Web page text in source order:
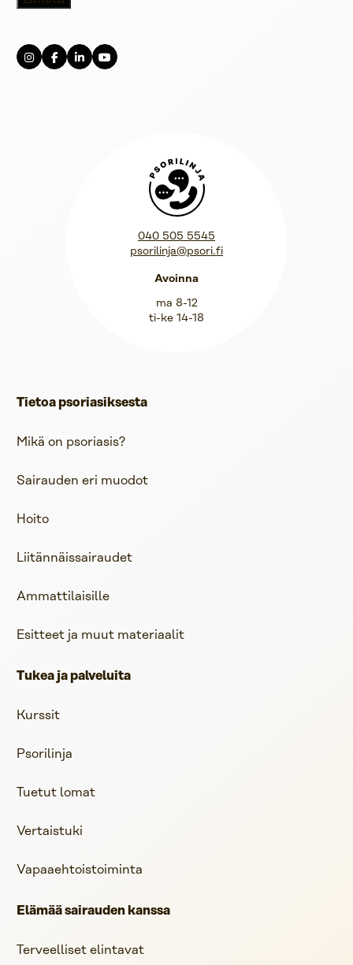
Tietoa psoriasiksesta
Mikä on psoriasis?
Sairauden eri muodot
Hoito
Liitännäissairaudet
Ammattilaisille
Esitteet ja muut materiaalit
Tukea ja palveluita
Kurssit
Psorilinja
Tuetut lomat
Vertaistuki
Vapaaehtoistoiminta
Elämää sairauden kanssa
Terveelliset elintavat
Psorilinja
040 505 5545
psorilinja@psori.fi
Avoinna
ma 8-12
ti-ke 14-18